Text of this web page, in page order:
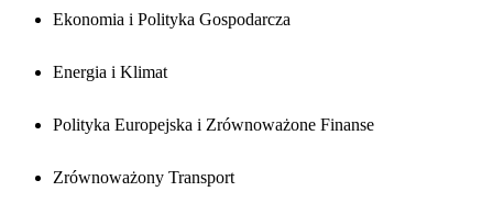
Ekonomia i Polityka Gospodarcza
Energia i Klimat
Polityka Europejska i Zrównoważone Finanse
Zrównoważony Transport